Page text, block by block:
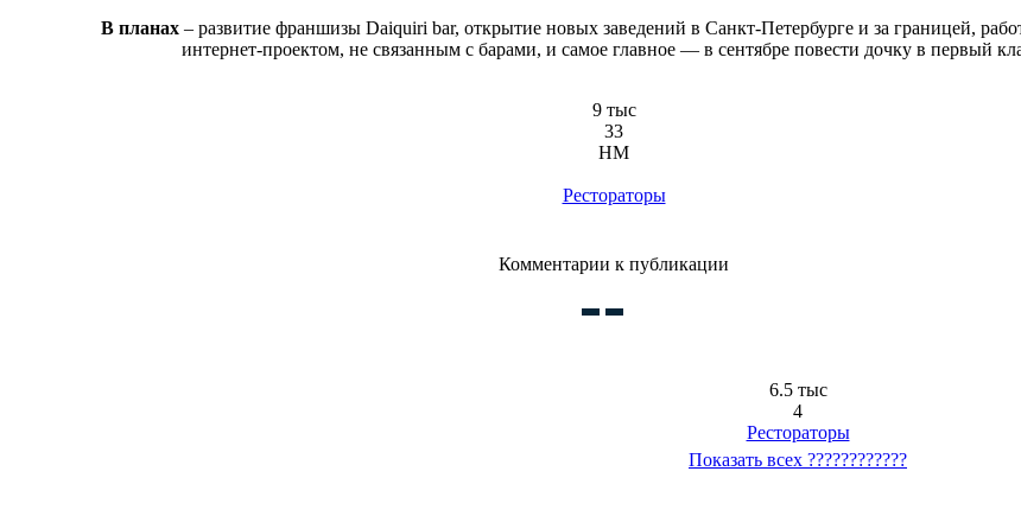
В планах – развитие франшизы Daiquiri bar, открытие новых заведений в Санкт-Петербурге и за границей,
интернет-проектом, не связанным с барами, и самое главное — в сентябре повести дочку в первый
9 тыс
33
HM
Рестораторы
Комментарии к публикации
6.5 тыс
4
Рестораторы
Показать всех ????????????